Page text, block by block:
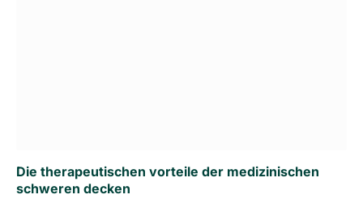
Die therapeutischen vorteile der medizinischen
schweren decken